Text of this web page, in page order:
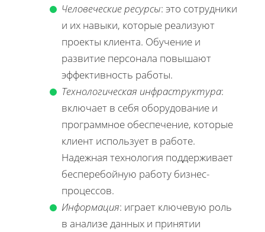
Человеческие ресурсы: это сотрудники
и их навыки, которые реализуют
проекты клиента. Обучение и
развитие персонала повышают
эффективность работы.
Технологическая инфраструктура:
включает в себя оборудование и
программное обеспечение, которые
клиент использует в работе.
Надежная технология поддерживает
бесперебойную работу бизнес-
процессов.
Информация: играет ключевую роль
в анализе данных и принятии